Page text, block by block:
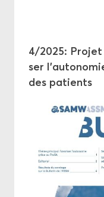
4/2025:
ser
des pa­tients